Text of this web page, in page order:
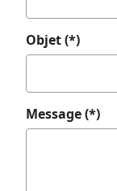
Objet (*)
Message (*)